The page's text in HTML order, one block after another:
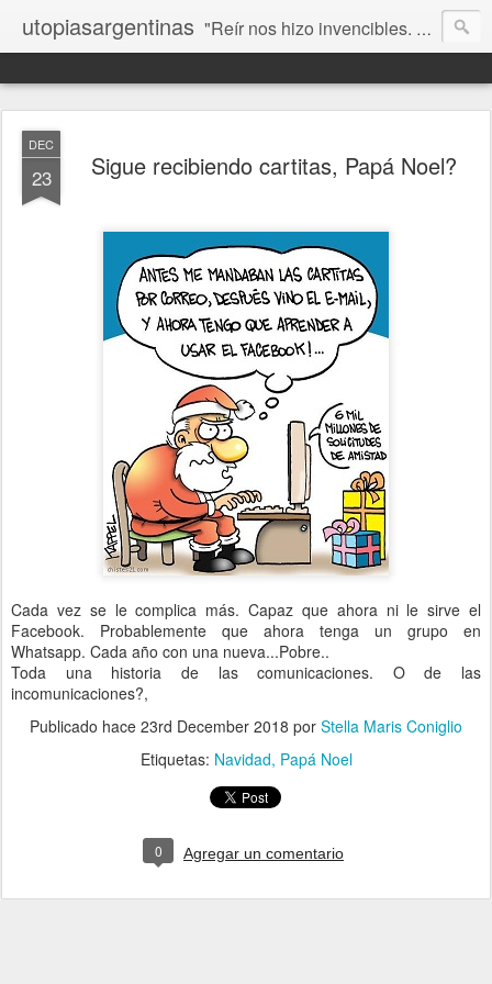
utopiasargentinas "Reír nos hizo invencibles. No como los que siempre ganan, sino como aquellos que no se rinden”. Frida Kahlo
DEC
23 Sigue recibiendo cartitas, Papá Noel?
Cada vez se le complica más. Capaz que ahora ni le sirve el
Facebook. Probablemente que ahora tenga un grupo en
Whatsapp. Cada año con una nueva...Pobre..
Toda una historia de las comunicaciones. O de las
incomunicaciones?,
Publicado hace 23rd December 2018 por Stella Maris Coniglio
Etiquetas: Navidad Papá Noel
0 Agregar un comentario